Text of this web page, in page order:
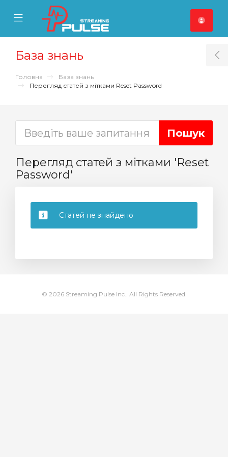
Mobile Menu
Mobile Menu
База знань
Головна
База знань
Перегляд статей з мітками Reset Password
Перегляд статей з мітками 'Reset
Password'
Статей не знайдено
© 2026 Streaming Pulse Inc.. All Rights Reserved.